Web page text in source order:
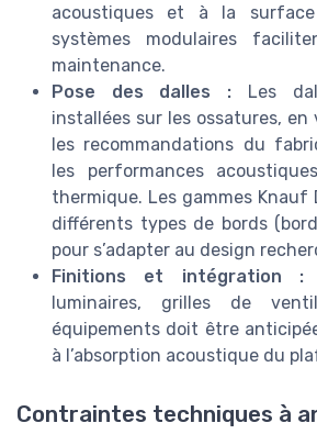
acoustiques et à la
systèmes modulaires
maintenance.
Pose des dalles : Les
installées sur les ossatures,
les recommandations du
les performances
thermique. Les gammes Knauf
différents types de bords
pour s’adapter au design
Finitions et intégration :
luminaires, grilles de
équipements doit être
à l’absorption acoustique du
Contraintes techniques à